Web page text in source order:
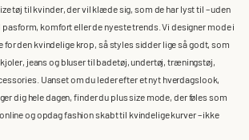
tøj til kvinder, der vil klæde sig, som de har lyst til – uden
komfort eller de nyeste trends. Vi designer mode i
den kvindelige krop, så styles sidder lige så godt, som
jeans og bluser til badetøj, undertøj, træningstøj,
Uanset om du leder efter et nyt hverdagslook,
dig hele dagen, finder du plus size mode, der føles som
og opdag fashion skabt til kvindelige kurver – ikke